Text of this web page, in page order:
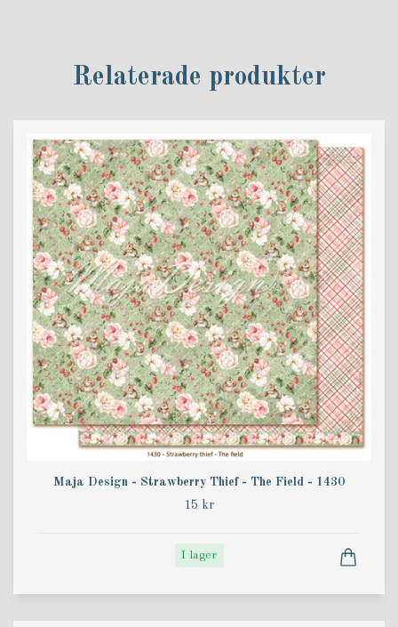
Relaterade produkter
Maja Design - Strawberry Thief - The Field - 1430
15 kr
I lager